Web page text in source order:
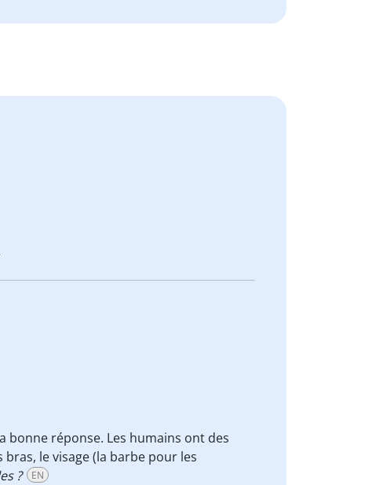
bonne réponse. Les humains ont des
le visage (la barbe pour les
? EN